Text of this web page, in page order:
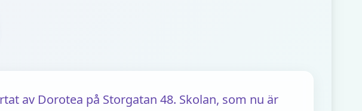
av Dorotea på Storgatan 48. Skolan, som nu är